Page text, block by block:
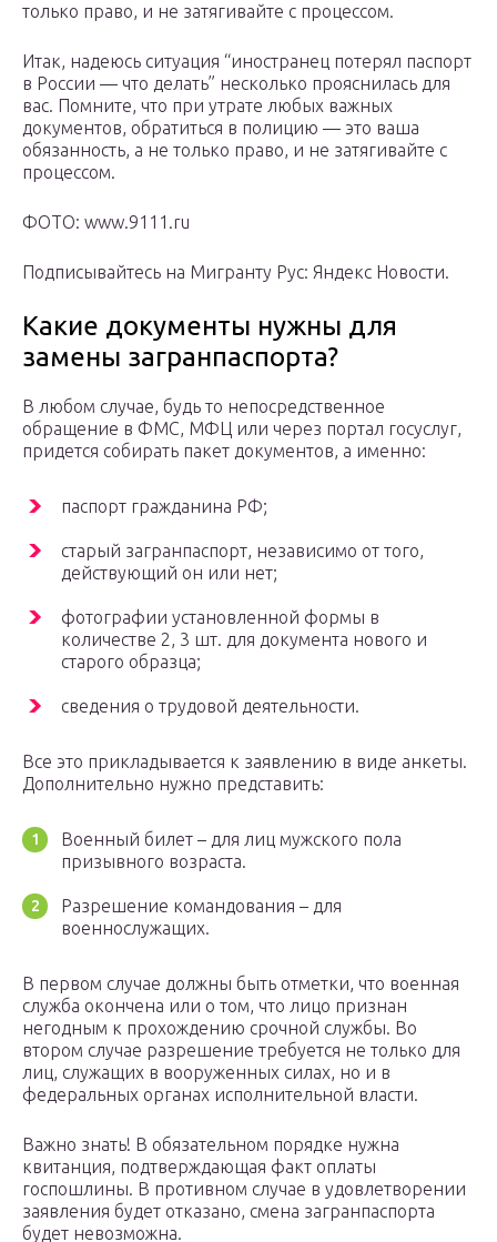
только право, и не затягивайте с процессом.
Итак, надеюсь ситуация “иностранец потерял паспорт
в России — что делать” несколько прояснилась для
вас. Помните, что при утрате любых важных
документов, обратиться в полицию — это ваша
обязанность, а не только право, и не затягивайте с
процессом.
ФОТО: www.9111.ru
Подписывайтесь на Мигранту Рус: Яндекс Новости.
Какие документы нужны для
замены загранпаспорта?
В любом случае, будь то непосредственное
обращение в ФМС, МФЦ или через портал госуслуг,
придется собирать пакет документов, а именно:
паспорт гражданина РФ;
старый загранпаспорт, независимо от того,
действующий он или нет;
фотографии установленной формы в
количестве 2, 3 шт. для документа нового и
старого образца;
сведения о трудовой деятельности.
Все это прикладывается к заявлению в виде анкеты.
Дополнительно нужно представить:
Военный билет – для лиц мужского пола
призывного возраста.
Разрешение командования – для
военнослужащих.
В первом случае должны быть отметки, что военная
служба окончена или о том, что лицо признан
негодным к прохождению срочной службы. Во
втором случае разрешение требуется не только для
лиц, служащих в вооруженных силах, но и в
федеральных органах исполнительной власти.
Важно знать! В обязательном порядке нужна
квитанция, подтверждающая факт оплаты
госпошлины. В противном случае в удовлетворении
заявления будет отказано, смена загранпаспорта
будет невозможна.